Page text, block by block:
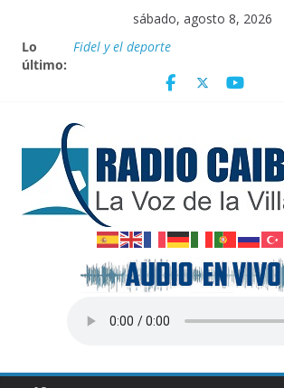
contenido
sábado, agosto 8, 2026
Lo
último:
Fidel y el deporte
Vanguardia por 3 años consecutivos
renovables en Cuba
Nota oficial del Gobierno Provincial